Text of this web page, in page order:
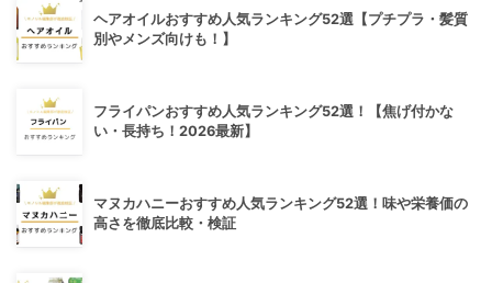
ヘアオイルおすすめ人気ランキング52選【プチプラ・髪質
別やメンズ向けも！】
フライパンおすすめ人気ランキング52選！【焦げ付かな
い・長持ち！2026最新】
マヌカハニーおすすめ人気ランキング52選！味や栄養価の
高さを徹底比較・検証